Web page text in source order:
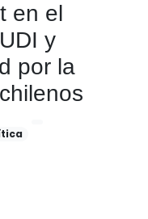
en el
y
por la